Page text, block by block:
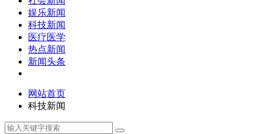
娱乐新闻
科技新闻
医疗医学
热点新闻
新闻头条
网站首页
科技新闻